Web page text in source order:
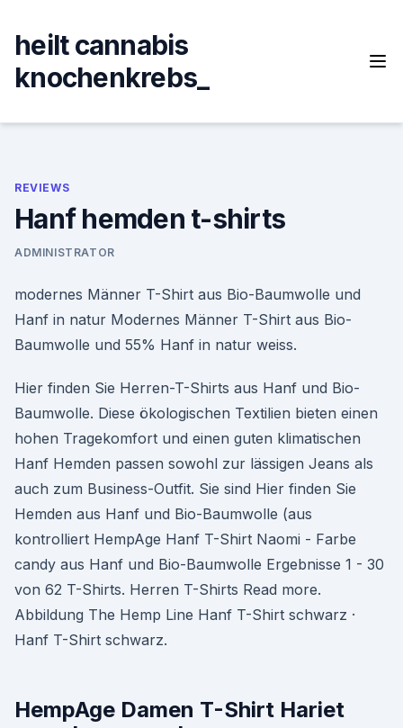
content
heilt cannabis
knochenkrebs_
REVIEWS
Hanf hemden t-shirts
ADMINISTRATOR
modernes Männer T-Shirt aus Bio-Baumwolle und
Hanf in natur Modernes Männer T-Shirt aus Bio-
Baumwolle und 55% Hanf in natur weiss.
Hier finden Sie Herren-T-Shirts aus Hanf und Bio-
Baumwolle. Diese ökologischen Textilien bieten einen
hohen Tragekomfort und einen guten klimatischen
Hanf Hemden passen sowohl zur lässigen Jeans als
auch zum Business-Outfit. Sie sind Hier finden Sie
Hemden aus Hanf und Bio-Baumwolle (aus
kontrolliert HempAge Hanf T-Shirt Naomi - Farbe
candy aus Hanf und Bio-Baumwolle Ergebnisse 1 - 30
von 62 T-Shirts. Herren T-Shirts Read more.
Abbildung The Hemp Line Hanf T-Shirt schwarz ·
Hanf T-Shirt schwarz.
HempAge Damen T-Shirt Hariet